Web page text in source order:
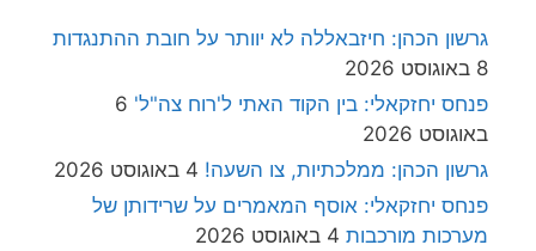
גרשון הכהן: חיזבאללה לא יוותר על חובת ההתנגדות
8 באוגוסט 2026
פנחס יחזקאלי: בין הקוד האתי ל'רוח צה"ל' 6
באוגוסט 2026
גרשון הכהן: ממלכתיות, צו השעה! 4 באוגוסט 2026
פנחס יחזקאלי: אוסף המאמרים על שרידותן של
מערכות מורכבות 4 באוגוסט 2026